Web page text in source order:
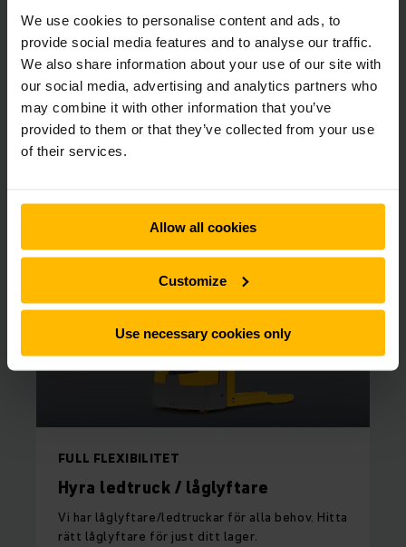
We use cookies to personalise content and ads, to
provide social media features and to analyse our traffic.
We also share information about your use of our site with
our social media, advertising and analytics partners who
may combine it with other information that you’ve
provided to them or that they’ve collected from your use
of their services.
Allow all cookies
Customize
Use necessary cookies only
hyra ut för alla ändamål. Vår breda hyrflotta av truckar
innefattar allt från eldrivna pallyftare till skjutstativtruckar
och motviktstruckar. Du kan hyra truck av oss från bara 1 dag
och så länge du vill med flexibla hyresvillkor.
Här kan du välja vilken truck du vill
FULL FLEXIBILITET
Hyra ledtruck / låglyftare
Vi har låglyftare/ledtruckar för alla behov. Hitta
rätt låglyftare för just ditt lager.